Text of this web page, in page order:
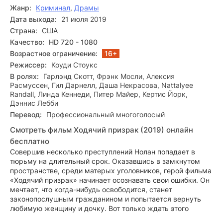
Жанр: Криминал, Драмы
Дата выхода:
21 июля 2019
Страна: США
Качество:
HD 720 - 1080
Возрастное ограничение:
16+
Режиссер:
Коуди Стоукс
В ролях:
Гарлэнд Скотт, Фрэнк Мосли, Алексия
Расмуссен, Гил Дарнелл, Даша Некрасова, Nattalyee
Randall, Линда Кеннеди, Питер Майер, Кертис Йорк,
Дэннис Лебби
Перевод:
Профессиональный многоголосый
Смотреть фильм Ходячий призрак (2019) онлайн
бесплатно
Совершив несколько преступлений Нолан попадает в
тюрьму на длительный срок. Оказавшись в замкнутом
пространстве, среди матерых уголовников, герой фильма
«Ходячий призрак» начинает осознавать свои ошибки. Он
мечтает, что когда-нибудь освободится, станет
законопослушным гражданином и попытается вернуть
любимую женщину и дочку. Вот только ждать этого